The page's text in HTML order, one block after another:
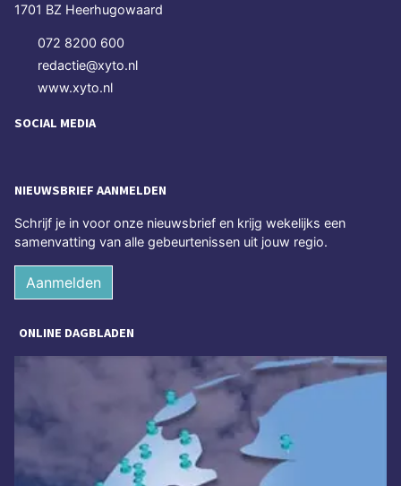
1701 BZ Heerhugowaard
072 8200 600
redactie@xyto.nl
www.xyto.nl
SOCIAL MEDIA
NIEUWSBRIEF AANMELDEN
Schrijf je in voor onze nieuwsbrief en krijg wekelijks een
samenvatting van alle gebeurtenissen uit jouw regio.
Aanmelden
ONLINE DAGBLADEN